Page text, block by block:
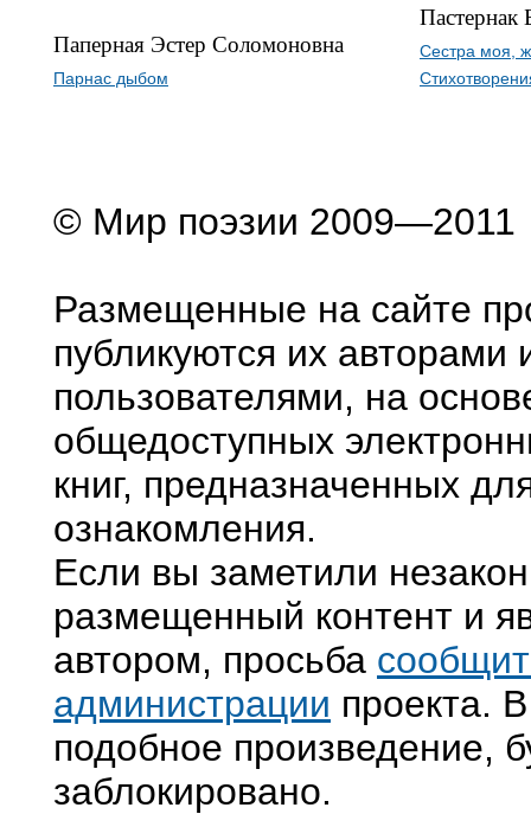
Паперная Эстер Соломоновна
Парнас дыбом
Пастернак
Сестра моя,
© Мир поэзии 2009—2011
Размещенные на сайте
публикуются их авторами
пользователями, на
общедоступных
книг, предназначенных
ознакомления.
Если вы заметили
размещенный контент и
автором, просьба
администрации проекта.
подобное произведение,
заблокировано.